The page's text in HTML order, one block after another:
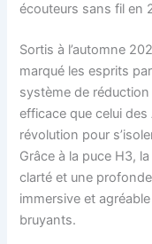
écouteurs sans fil en
Sortis à l’automne
marqué les esprits
système de
efficace que celui
révolution pour
Grâce à la puce H3,
clarté et une
immersive et
bruyants.